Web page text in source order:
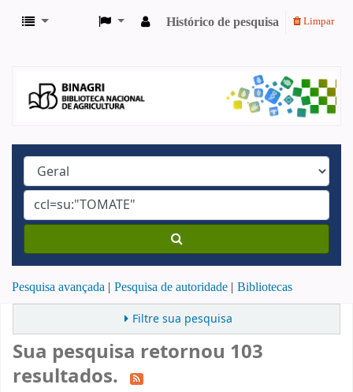
Histórico de pesquisa Limpar
Pesquisa avançada Pesquisa de autoridade Bibliotecas
Filtre sua pesquisa
Sua pesquisa retornou 103
resultados.